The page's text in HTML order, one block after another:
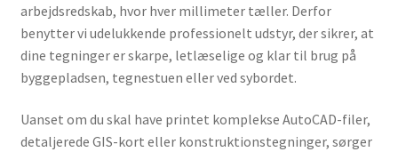
arbejdsredskab, hvor hver millimeter tæller. Derfor
benytter vi udelukkende professionelt udstyr, der sikrer, at
dine tegninger er skarpe, letlæselige og klar til brug på
byggepladsen, tegnestuen eller ved sybordet.
Uanset om du skal have printet komplekse AutoCAD-filer,
detaljerede GIS-kort eller konstruktionstegninger, sørger